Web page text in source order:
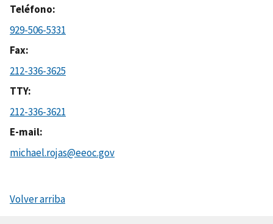
Teléfono
929-506-5331
Fax
212-336-3625
TTY
212-336-3621
E-mail
michael.rojas@eeoc.gov
Volver arriba